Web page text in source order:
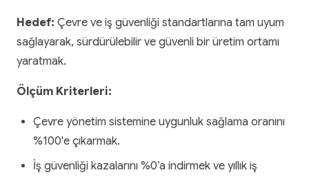
Hedef: Çevre ve iş güvenliği standartlarına tam uyum
sağlayarak, sürdürülebilir ve güvenli bir üretim ortamı
yaratmak.
Ölçüm Kriterleri:
Çevre yönetim sistemine uygunluk sağlama oranını
%100'e çıkarmak.
İş güvenliği kazalarını %0’a indirmek ve yıllık iş